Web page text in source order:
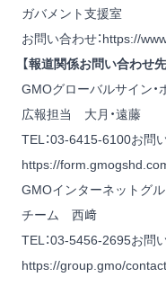
ガバメント支援室
お問い合わせ：https://
【報道関係お問い合わせ先
GMOグローバルサイン
広報担当 大月・遠藤
TEL：03-6415-6100お問
https://
GMOインターネットグ
チーム 西﨑
TEL：03-5456-2695お問
https://group.gmo/